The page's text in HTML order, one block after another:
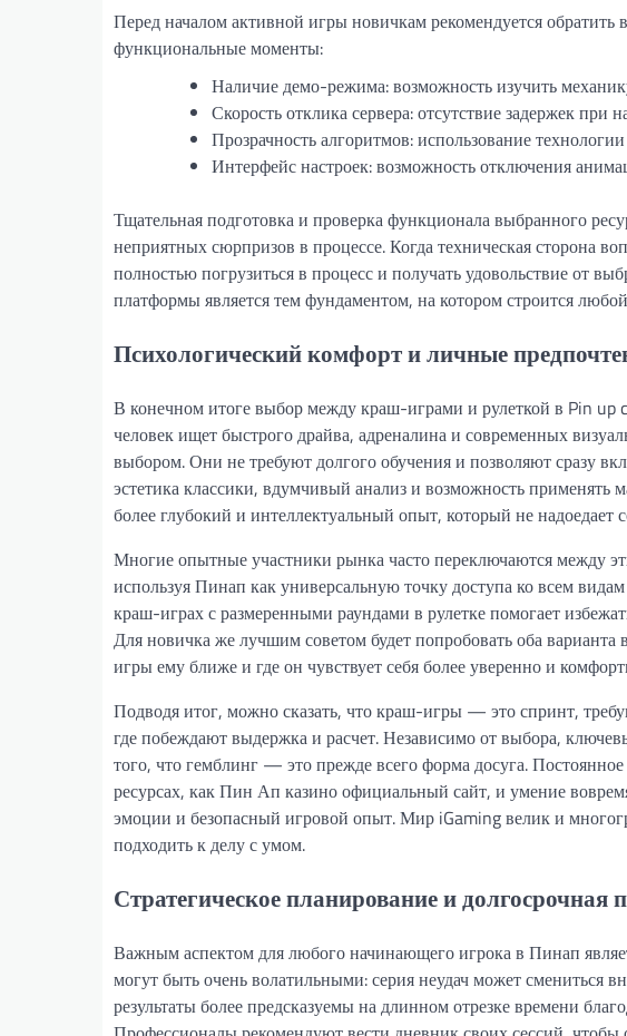
Перед началом активной игры новичкам рекомендуется
функциональные моменты:
Наличие демо-режима: возможность изучить
Скорость отклика сервера: отсутствие задержек
Прозрачность алгоритмов: использование
Интерфейс настроек: возможность отключения
Тщательная подготовка и проверка функционала выбранного
неприятных сюрпризов в процессе. Когда техническая сторона
полностью погрузиться в процесс и получать удовольствие от
платформы является тем фундаментом, на котором строится
Психологический комфорт и личные
В конечном итоге выбор между краш-играми и рулеткой в Pin up
человек ищет быстрого драйва, адреналина и современных
выбором. Они не требуют долгого обучения и позволяют сразу
эстетика классики, вдумчивый анализ и возможность применять
более глубокий и интеллектуальный опыт, который не надоедает
Многие опытные участники рынка часто переключаются между
используя Пинап как универсальную точку доступа ко всем
краш-играх с размеренными раундами в рулетке помогает
Для новичка же лучшим советом будет попробовать оба
игры ему ближе и где он чувствует себя более уверенно и
Подводя итог, можно сказать, что краш-игры — это спринт,
где побеждают выдержка и расчет. Независимо от выбора,
того, что гемблинг — это прежде всего форма досуга.
ресурсах, как Пин Ап казино официальный сайт, и умение
эмоции и безопасный игровой опыт. Мир iGaming велик и
подходить к делу с умом.
Стратегическое планирование и долгосрочная
Важным аспектом для любого начинающего игрока в Пинап
могут быть очень волатильными: серия неудач может
результаты более предсказуемы на длинном отрезке времени